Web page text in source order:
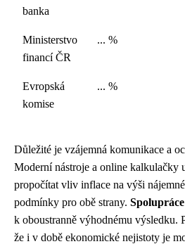
banka
Ministerstvo
financí ČR
... %
Evropská
komise
... %
Důležité je vzájemná komunikace a
Moderní nástroje a online kalkulačky
propočítat vliv inflace na výši
podmínky pro obě strany.
k oboustranně výhodnému výsledku.
že i v době ekonomické nejistoty je